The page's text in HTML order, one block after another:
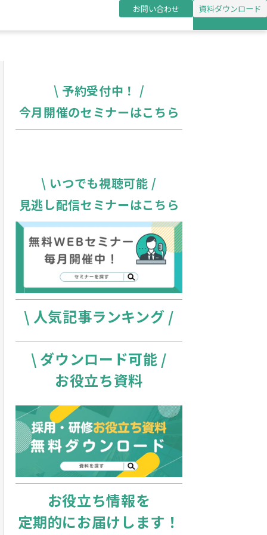
お問い合わせ 資料ダウンロード
\ 予約受付中！ /
今月開催のセミナーはこちら
\ いつでも視聴可能 /
見逃し配信セミナーはこちら
\ 人気記事ランキング /
\ ダウンロード可能 /
お役立ち資料
お役立ち情報を
定期的にお届けします！